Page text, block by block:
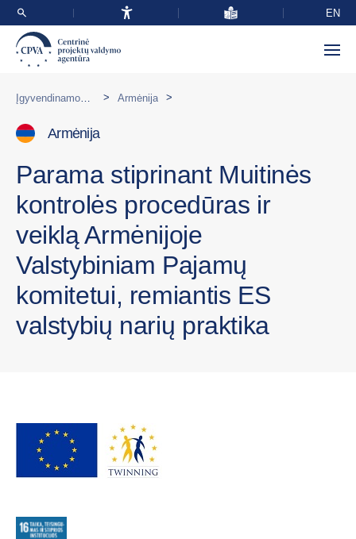
EN
> Armėnija >
Armėnija
Parama stiprinant Muitinės
kontrolės procedūras ir
veiklą Armėnijoje
Valstybiniam Pajamų
komitetui, remiantis ES
valstybių narių praktika